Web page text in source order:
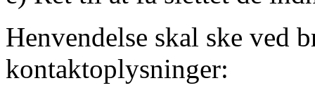
Henvendelse skal ske ved
kontaktoplysninger: